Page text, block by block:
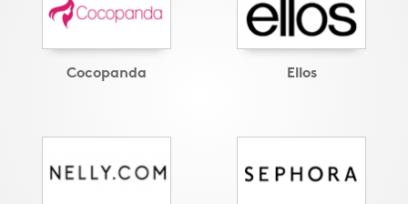
Cocopanda Ellos